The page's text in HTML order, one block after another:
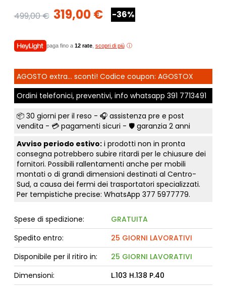
499,00 € 319,00 € -36%
paga fino a 12 rate, scopri di più
AGOSTO extra... sconti! Codice coupon: AGOSTOX
Ordini telefonici, preventivi, info whatsapp 391 7713491
📦 30 giorni per il reso - 🎧 assistenza pre e post
vendita - 💳 pagamenti sicuri - 🛡️ garanzia 2 anni
Avviso periodo estivo:i prodotti non in pronta
consegna potrebbero subire ritardi per le chiusure dei
fornitori. Possibili rallentamenti anche per mobili
montati o di grandi dimensioni destinati al Centro-
Sud, a causa dei fermi dei trasportatori specializzati.
Per tempistiche precise: WhatsApp 377 5977779.
Spese di spedizione:
GRATUITA
Spedito entro:
25 GIORNI LAVORATIVI
Disponibile per il ritiro in:
25 GIORNI LAVORATIVI
Dimensioni:
L.103 H.138 P.40